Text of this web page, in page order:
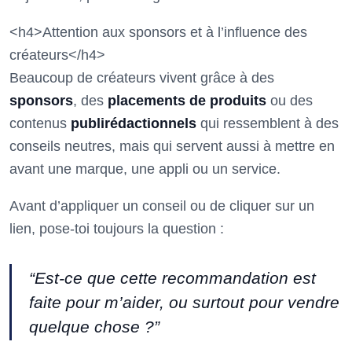
<h4>Attention aux sponsors et à l’influence des
créateurs</h4>
Beaucoup de créateurs vivent grâce à des
sponsors, des placements de produits ou des
contenus publirédactionnels qui ressemblent à des
conseils neutres, mais qui servent aussi à mettre en
avant une marque, une appli ou un service.
Avant d’appliquer un conseil ou de cliquer sur un
lien, pose-toi toujours la question :
“Est-ce que cette recommandation est
faite pour m’aider, ou surtout pour vendre
quelque chose ?”